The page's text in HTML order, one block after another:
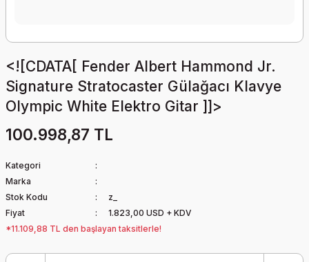
<![CDATA[ Fender Albert Hammond Jr.
Signature Stratocaster Gülağacı Klavye
Olympic White Elektro Gitar ]]>
100.998,87 TL
Kategori
Marka
Stok Kodu
z_
Fiyat
1.823,00 USD + KDV
*11.109,88 TL den başlayan taksitlerle!